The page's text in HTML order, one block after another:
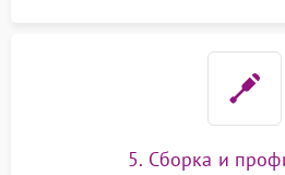
5. Сборка и